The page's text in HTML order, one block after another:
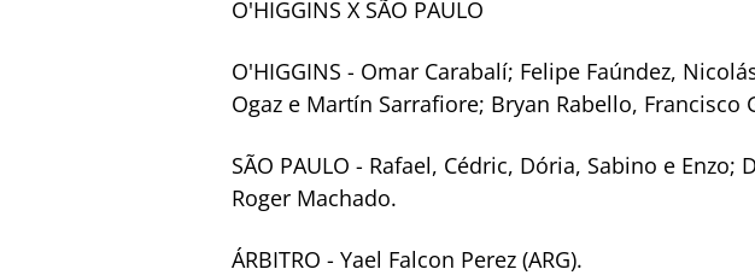
O'HIGGINS X SÃO PAULO
O'HIGGINS - Omar Carabalí; Felipe Faúndez,
Ogaz e Martín Sarrafiore; Bryan Rabello,
SÃO PAULO - Rafael, Cédric, Dória, Sabino e
Roger Machado.
ÁRBITRO - Yael Falcon Perez (ARG).